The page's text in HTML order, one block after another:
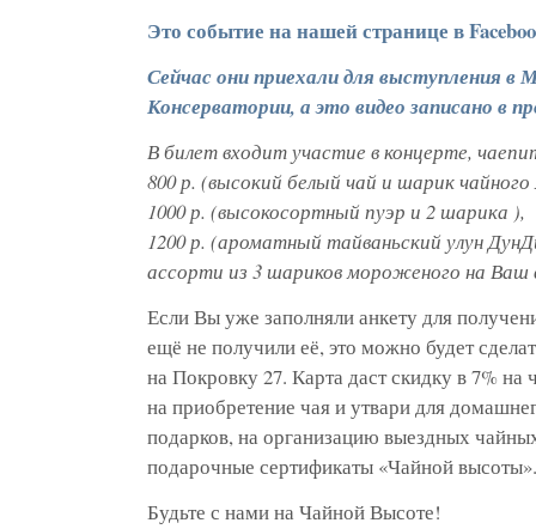
Это событие на нашей странице в
Сейчас они приехали для выступления в
Консерватории, а это видео записано в
В билет входит участие в концерте,
800 р. (высокий белый чай и шарик
1000 р. (высокосортный пуэр и 2 шарика ),
1200 р. (ароматный тайваньский улун
ассорти из 3 шариков мороженого на Ваш
Если Вы уже заполняли анкету для
ещё не получили её, это можно будет
на Покровку 27. Карта даст скидку в 7% на
на приобретение чая и утвари для
подарков, на организацию выездных
подарочные сертификаты «Чайной высоты».
Будьте с нами на Чайной Высоте!